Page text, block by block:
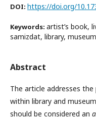
DOI: https://doi.org/
Keywords: artist’s book,
samizdat, library, museum
Abstract
The article addresses
within library and
should be considered an